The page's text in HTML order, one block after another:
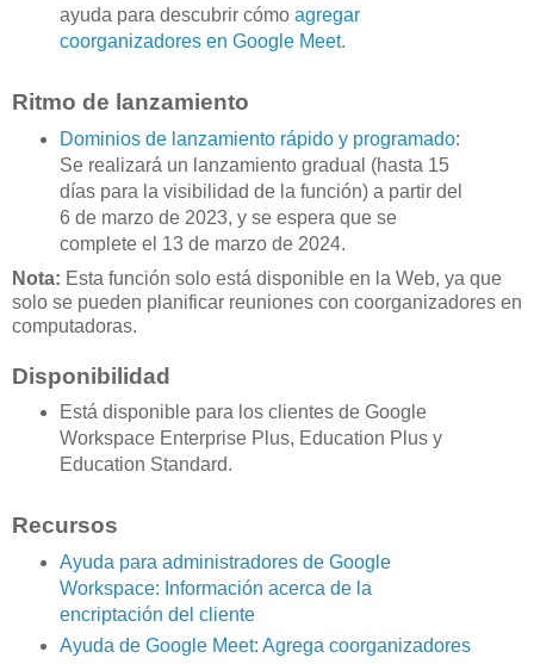
ayuda para descubrir cómo agregar
coorganizadores en Google Meet.
Ritmo de lanzamiento
Dominios de lanzamiento rápido y programado:
Se realizará un lanzamiento gradual (hasta 15
días para la visibilidad de la función) a partir del
6 de marzo de 2023, y se espera que se
complete el 13 de marzo de 2024.
Nota: Esta función solo está disponible en la Web, ya que
solo se pueden planificar reuniones con coorganizadores en
computadoras.
Disponibilidad
Está disponible para los clientes de Google
Workspace Enterprise Plus, Education Plus y
Education Standard.
Recursos
Ayuda para administradores de Google
Workspace: Información acerca de la
encriptación del cliente
Ayuda de Google Meet: Agrega coorganizadores